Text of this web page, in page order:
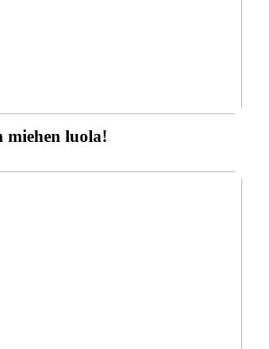
luola!